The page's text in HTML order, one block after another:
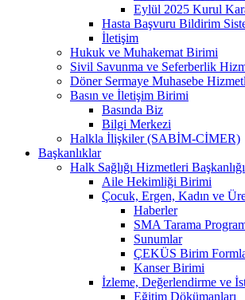
Eylül 2025 Kurul
Hasta Başvuru Bildirim
İletişim
Hukuk ve Muhakemat Birimi
Sivil Savunma ve Seferberlik
Döner Sermaye Muhasebe
Basın ve İletişim Birimi
Basında Biz
Bilgi Merkezi
Halkla İlişkiler (SABİM-CİMER)
Başkanlıklar
Halk Sağlığı Hizmetleri Başkanlığı
Aile Hekimliği Birimi
Çocuk, Ergen, Kadın ve
Haberler
SMA Tarama
Sunumlar
ÇEKÜS Birim
Kanser Birimi
İzleme, Değerlendirme ve
Eğitim Dökümanları